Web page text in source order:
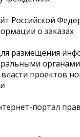
Российской
о заказах
размещения
органами
проектов
портал